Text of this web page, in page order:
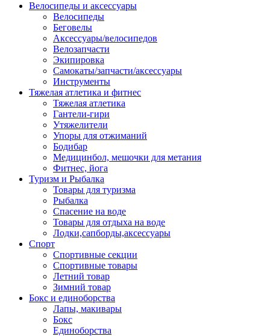
Велосипеды и аксессуары
Велосипеды
Беговелы
Аксессуары/велосипедов
Велозапчасти
Экипировка
Самокаты/запчасти/аксессуары
Инструменты
Тяжелая атлетика и фитнес
Тяжелая атлетика
Гантели-гири
Утяжелители
Упоры для отжиманий
Бодибар
Медицинбол, мешочки для метания
Фитнес, йога
Туризм и Рыбалка
Товары для туризма
Рыбалка
Спасение на воде
Товары для отдыха на воде
Лодки,сапборды,аксессуары
Спорт
Спортивные секции
Спортивные товары
Летний товар
Зимний товар
Бокс и единоборства
Лапы, макивары
Бокс
Единоборства